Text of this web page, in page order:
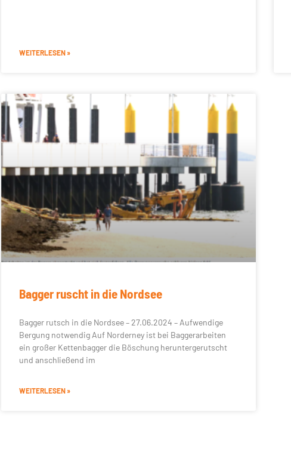
WEITERLESEN »
Bagger ruscht in die Nordsee
Bagger rutsch in die Nordsee – 27.06.2024 – Aufwendige
Bergung notwendig Auf Norderney ist bei Baggerarbeiten
ein großer Kettenbagger die Böschung heruntergerutscht
und anschließend im
WEITERLESEN »